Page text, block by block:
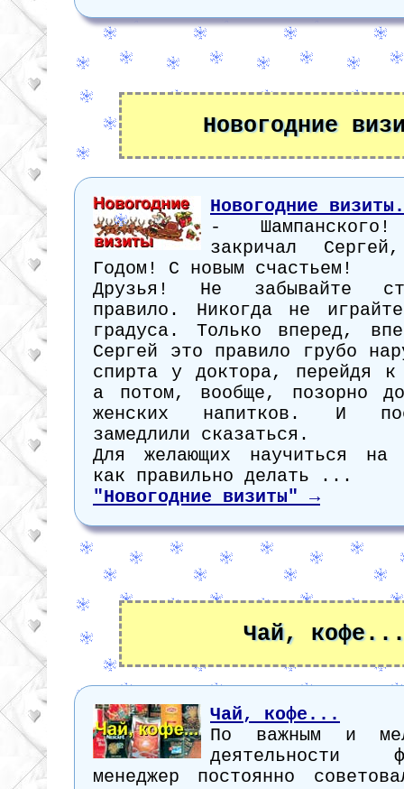
Новогодние
Новогодние визиты.
-
закричал
Годом! С новым счастьем!
Друзья! Не забывайте
правило. Никогда не
градуса. Только вперед,
Сергей это правило грубо
спирта у доктора, перейдя
а потом, вообще, позорно
женских напитков. И
замедлили сказаться.
Для желающих научиться на
как правильно делать ...
"Новогодние визиты" →
Чай,
Чай, кофе...
По важным и
деятельности
менеджер постоянно